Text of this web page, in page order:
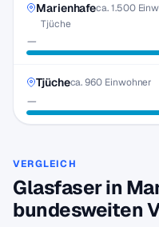
Marienhafeca. 1.500
Tjüche
—
Tjücheca. 960 Einwohner
—
VERGLEICH
Glasfaser in
bundesweiten